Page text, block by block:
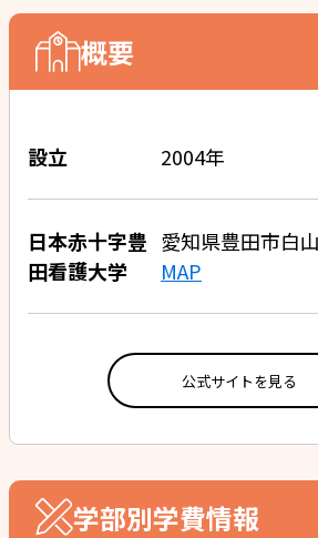
概要
設立 2004年
日本赤十字豊
田看護大学
愛知県豊田市白
MAP
公式サイトを見る
学部別学費情報